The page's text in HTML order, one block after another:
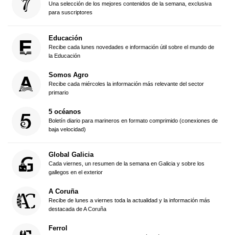
Una selección de los mejores contenidos de la semana, exclusiva
para suscriptores
Educación
Recibe cada lunes novedades e información útil sobre el mundo de
la Educación
Somos Agro
Recibe cada miércoles la información más relevante del sector
primario
5 océanos
Boletín diario para marineros en formato comprimido (conexiones de
baja velocidad)
Global Galicia
Cada viernes, un resumen de la semana en Galicia y sobre los
gallegos en el exterior
A Coruña
Recibe de lunes a viernes toda la actualidad y la información más
destacada de A Coruña
Ferrol